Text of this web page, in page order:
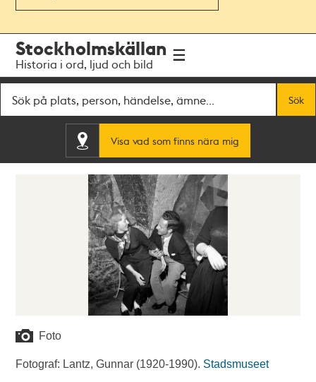
navigationen
huvudinnehållet
Stockholmskällan
Historia i ord, ljud och bild
Sök
Visa vad som finns nära mig
Foto
Fotograf: Lantz, Gunnar (1920-1990). Stadsmuseet